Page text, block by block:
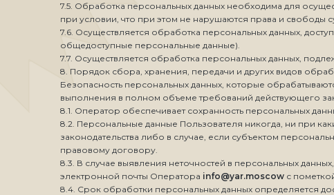
7.5. Обработка персональных данных необходима для
при условии, что при этом не нарушаются права и свободы
7.6. Осуществляется обработка персональных данных,
общедоступные персональные данные).
7.7. Осуществляется обработка персональных данных,
8. Порядок сбора, хранения, передачи и других видов
Безопасность персональных данных, которые
выполнения в полном объеме требований действующего
8.1. Оператор обеспечивает сохранность персональных
8.2. Персональные данные Пользователя никогда, ни при
законодательства либо в случае, если субъектом
правовому договору.
8.3. В случае выявления неточностей в персональных
электронной почты Оператора info@yar.moscow с
8.4. Срок обработки персональных данных определяется